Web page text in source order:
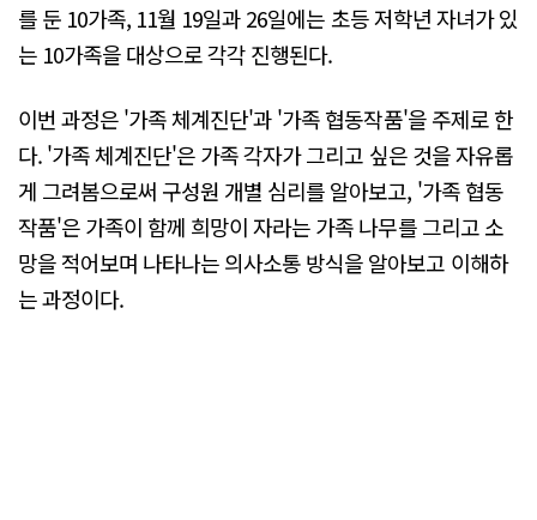
를 둔 10가족, 11월 19일과 26일에는 초등 저학년 자녀가 있
는 10가족을 대상으로 각각 진행된다.
이번 과정은 '가족 체계진단'과 '가족 협동작품'을 주제로 한
다. '가족 체계진단'은 가족 각자가 그리고 싶은 것을 자유롭
게 그려봄으로써 구성원 개별 심리를 알아보고, '가족 협동
작품'은 가족이 함께 희망이 자라는 가족 나무를 그리고 소
망을 적어보며 나타나는 의사소통 방식을 알아보고 이해하
는 과정이다.